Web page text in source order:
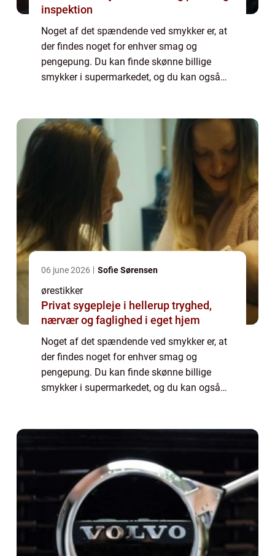
inspektion
Noget af det spændende ved smykker er, at
der findes noget for enhver smag og
pengepung. Du kan finde skønne billige
smykker i supermarkedet, og du kan også
også e...
06 june 2026 Sofie Sørensen
ørestikker
Privat sygepleje i hellerup tryghed,
nærvær og faglighed i eget hjem
Noget af det spændende ved smykker er, at
der findes noget for enhver smag og
pengepung. Du kan finde skønne billige
smykker i supermarkedet, og du kan også
også e...